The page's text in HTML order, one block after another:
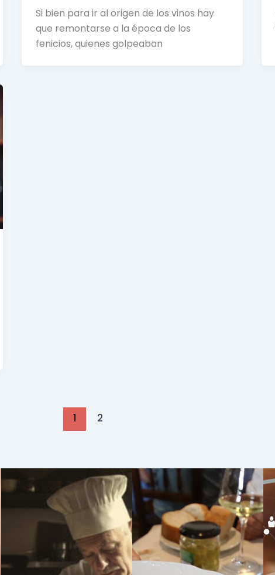
Si bien para ir al origen de los vinos hay
que remontarse a la época de los
fenicios, quienes golpeaban
1 2